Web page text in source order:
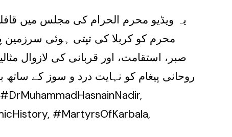
محرم کو کربلا کی تپتی ہوئی سرزمین
صبر، استقامت، اور قربانی کی لازوال
روحانی پیغام کو نہایت درد و سوز کے ساتھ
#MartyrsOfKarbala,